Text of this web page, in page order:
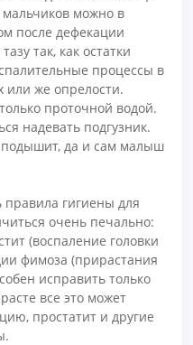
можно в
после дефекации
так, как остатки
процессы в
или же опрелости.
проточной водой.
надевать подгузник.
подышит, да и сам малыш
правила гигиены для
очень печально:
(воспаление головки
фимоза (прирастания
исправить только
все это может
простатит и другие